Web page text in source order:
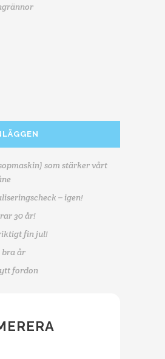
som stärker vårt
– igen!
30 år!
fin jul!
bra år
fordon